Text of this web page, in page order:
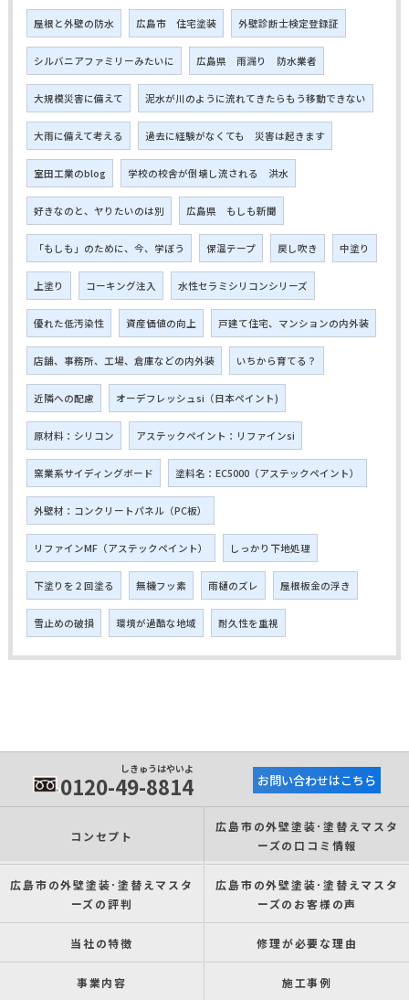
屋根と外壁の防水 広島市 住宅塗装 外壁診断士検定登録証
シルバニアファミリーみたいに 広島県 雨漏り 防水業者
大規模災害に備えて 泥水が川のように流れてきたらもう移動できない
大雨に備えて考える 過去に経験がなくても 災害は起きます
室田工業のblog 学校の校舎が倒壊し流される 洪水
好きなのと、ヤりたいのは別 広島県 もしも新聞
「もしも」のために、今、学ぼう 保温テープ 戻し吹き 中塗り
上塗り コーキング注入 水性セラミシリコンシリーズ
優れた低汚染性 資産価値の向上 戸建て住宅、マンションの内外装
店舗、事務所、工場、倉庫などの内外装 いちから育てる？
近隣への配慮 オーデフレッシュsi（日本ペイント)
原材料：シリコン アステックペイント：リファインsi
窯業系サイディングボード 塗料名：EC5000（アステックペイント）
外壁材：コンクリートパネル（PC板）
リファインMF（アステックペイント） しっかり下地処理
下塗りを２回塗る 無機フッ素 雨樋のズレ 屋根板金の浮き
雪止めの破損 環境が過酷な地域 耐久性を重視
しきゅうはやいよ
0120-49-8814 お問い合わせはこちら
コンセプト
広島市の外壁塗装･塗替えマスタ
ーズの口コミ情報
広島市の外壁塗装･塗替えマスタ
ーズの評判
広島市の外壁塗装･塗替えマスタ
ーズのお客様の声
当社の特徴 修理が必要な理由
事業内容 施工事例